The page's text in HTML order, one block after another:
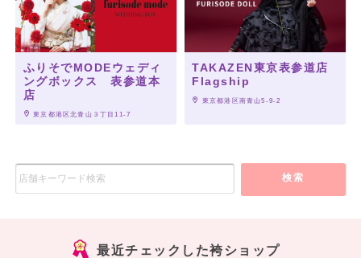
ふりそでMODEウェディ
ングボックス 表参道本
店
東京都港区北青山３丁目11-7
TAKAZEN東京表参道店
Flagship
東京都港区南青山5-9-2
検索
最近チェックした袴ショップ